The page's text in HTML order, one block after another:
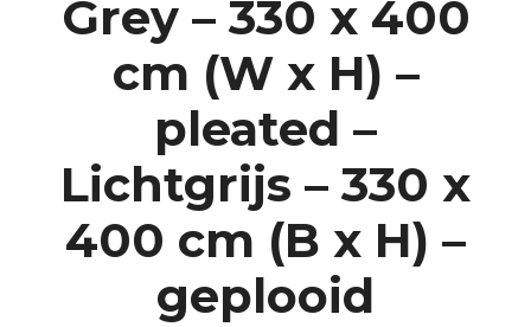
Grey – 330 x 400
cm (W x H) –
pleated –
Lichtgrijs – 330 x
400 cm (B x H) –
geplooid